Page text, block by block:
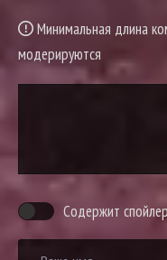
Минимальная длина
модерируются
Содержит